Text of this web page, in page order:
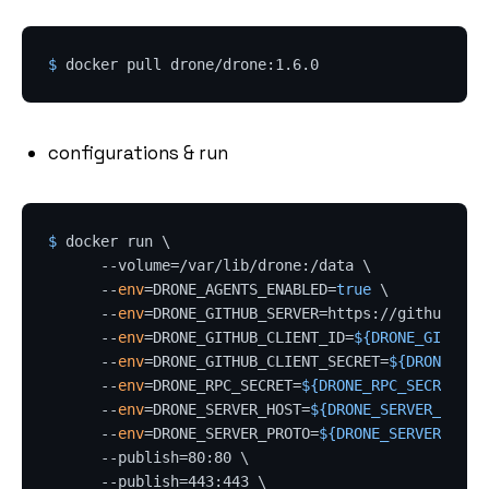
$ docker pull drone/drone:1.6.0
configurations & run
$ docker run \
      --volume=/var/lib/drone:/data \
      --
env=DRONE_AGENTS_ENABLED=true \
      --
env=DRONE_GITHUB_SERVER=https://
      --
env=DRONE_GITHUB_CLIENT_ID=
      --
env=DRONE_GITHUB_CLIENT_SECRET=
      --
env=DRONE_RPC_SECRET=${DRONE_RPC_SECRET}
      --
env=DRONE_SERVER_HOST=${DRONE_SERVER_HOST}
      --
env=DRONE_SERVER_PROTO=
      --publish=80:80 \
      --publish=443:443 \